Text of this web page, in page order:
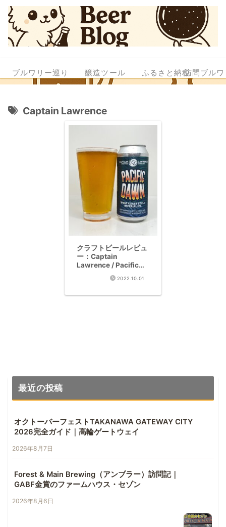
ブルワリー巡り 醸造ツール ふるさと納税訪問ブル
Captain Lawrence
クラフトビールレビュ
ー：Captain
Lawrence / Pacific
Dawn (Imperial West
Coast IPA 8%)2022.10.01
最近の投稿
オクトーバーフェストTAKANAWA GATEWAY CITY
2026完全ガイド｜高輪ゲートウェイ
2026年8月7日
Forest & Main Brewing（アンブラー）訪問記｜
GABF金賞のファームハウス・セゾン
2026年8月6日